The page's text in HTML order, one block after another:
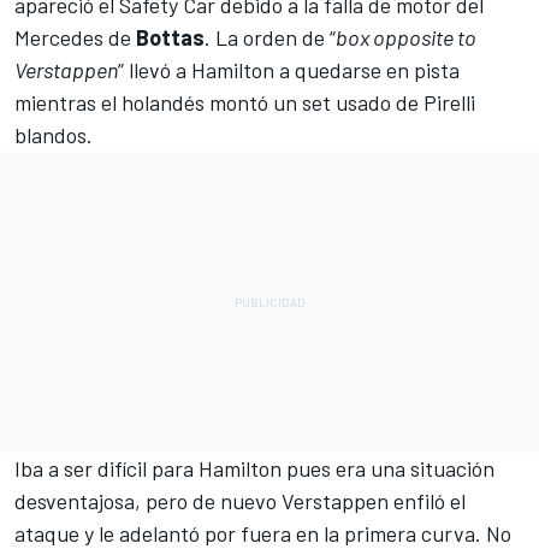
Mercedes de Bottas. La orden de “box opposite to
Verstappen” llevó a Hamilton a quedarse en pista
mientras el holandés montó un set usado de Pirelli
blandos.
Iba a ser difícil para Hamilton pues era una situación
desventajosa, pero de nuevo Verstappen enfiló el
ataque y le adelantó por fuera en la primera curva. No